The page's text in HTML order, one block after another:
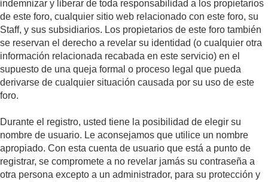
indemnizar y liberar de toda responsabilidad a los propietarios
de este foro, cualquier sitio web relacionado con este foro, su
Staff, y sus subsidiarios. Los propietarios de este foro también
se reservan el derecho a revelar su identidad (o cualquier otra
información relacionada recabada en este servicio) en el
supuesto de una queja formal o proceso legal que pueda
derivarse de cualquier situación causada por su uso de este
foro.
Durante el registro, usted tiene la posibilidad de elegir su
nombre de usuario. Le aconsejamos que utilice un nombre
apropiado. Con esta cuenta de usuario que está a punto de
registrar, se compromete a no revelar jamás su contraseña a
otra persona excepto a un administrador, para su protección y